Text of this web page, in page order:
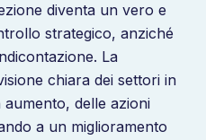
diventa un vero e
strategico, anziché
La
chiara dei settori in
aumento, delle azioni
a un miglioramento